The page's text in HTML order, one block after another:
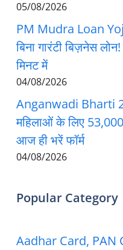
05/08/2026
PM Mudra Loan
बिना गारंटी बिज़नेस
मिनट में
04/08/2026
Anganwadi Bharti
महिलाओं के लिए 53,000
आज ही भरें फॉर्म
04/08/2026
Popular Category
Aadhar Card, PAN